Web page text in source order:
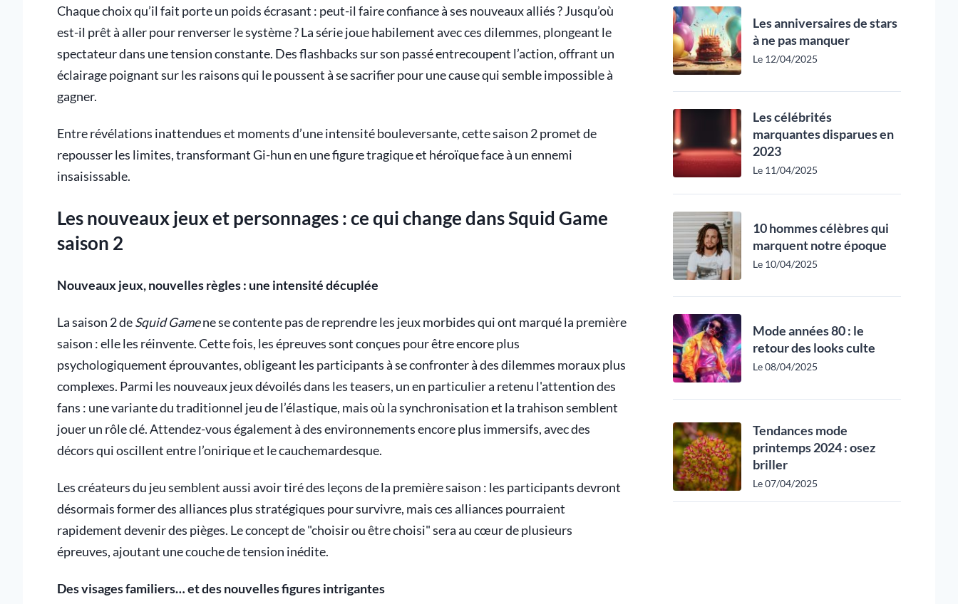
Chaque choix qu’il fait porte un poids écrasant : peut-il faire confiance à ses nouveaux alliés ? Jusqu’où
est-il prêt à aller pour renverser le système ? La série joue habilement avec ces dilemmes, plongeant le
spectateur dans une tension constante. Des flashbacks sur son passé entrecoupent l’action, offrant un
éclairage poignant sur les raisons qui le poussent à se sacrifier pour une cause qui semble impossible à
gagner.
Entre révélations inattendues et moments d’une intensité bouleversante, cette saison 2 promet de
repousser les limites, transformant Gi-hun en une figure tragique et héroïque face à un ennemi
insaisissable.
Les nouveaux jeux et personnages : ce qui change dans Squid Game
saison 2
Nouveaux jeux, nouvelles règles : une intensité décuplée
La saison 2 deSquid Gamene se contente pas de reprendre les jeux morbides qui ont marqué la première
saison : elle les réinvente. Cette fois, les épreuves sont conçues pour être encore plus
psychologiquement éprouvantes, obligeant les participants à se confronter à des dilemmes moraux plus
complexes. Parmi les nouveaux jeux dévoilés dans les teasers, un en particulier a retenu l'attention des
fans : une variante du traditionnel jeu de l’élastique, mais où la synchronisation et la trahison semblent
jouer un rôle clé. Attendez-vous également à des environnements encore plus immersifs, avec des
décors qui oscillent entre l’onirique et le cauchemardesque.
Les créateurs du jeu semblent aussi avoir tiré des leçons de la première saison : les participants devront
désormais former des alliances plus stratégiques pour survivre, mais ces alliances pourraient
rapidement devenir des pièges. Le concept de "choisir ou être choisi" sera au cœur de plusieurs
épreuves, ajoutant une couche de tension inédite.
Des visages familiers… et des nouvelles figures intrigantes
Les anniversaires de stars
à ne pas manquer
Le 12/04/2025
Les célébrités
marquantes disparues en
2023
Le 11/04/2025
10 hommes célèbres qui
marquent notre époque
Le 10/04/2025
Mode années 80 : le
retour des looks culte
Le 08/04/2025
Tendances mode
printemps 2024 : osez
briller
Le 07/04/2025